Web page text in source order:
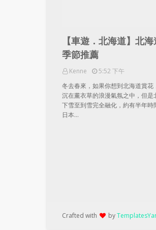
【車遊．北海道】北
季節推薦
Kenne
5:52 下午
冬去春來，如果你想到北海道賞
沉在薰衣草的浪漫氣氛之中，但
下雪至到雪完全融化，約有半年
日本…
Crafted with by